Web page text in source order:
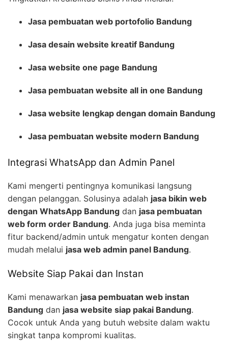
Jasa pembuatan web portofolio Bandung
Jasa desain website kreatif Bandung
Jasa website one page Bandung
Jasa pembuatan website all in one Bandung
Jasa website lengkap dengan domain Bandung
Jasa pembuatan website modern Bandung
Integrasi WhatsApp dan Admin Panel
Kami mengerti pentingnya komunikasi langsung
dengan pelanggan. Solusinya adalah jasa bikin web
dengan WhatsApp Bandung dan jasa pembuatan
web form order Bandung. Anda juga bisa meminta
fitur backend/admin untuk mengatur konten dengan
mudah melalui jasa web admin panel Bandung.
Website Siap Pakai dan Instan
Kami menawarkan jasa pembuatan web instan
Bandung dan jasa website siap pakai Bandung.
Cocok untuk Anda yang butuh website dalam waktu
singkat tanpa kompromi kualitas.